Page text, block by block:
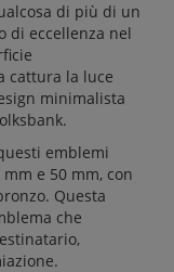
di più di un
di eccellenza nel
cattura la luce
minimalista
emblemi
e 50 mm, con
Questa
che